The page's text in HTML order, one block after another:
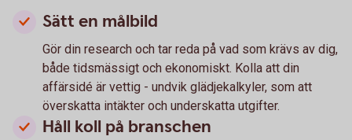
Sätt en målbild
Gör din research och tar reda på vad som krävs av dig,
både tidsmässigt och ekonomiskt. Kolla att din
affärsidé är vettig - undvik glädjekalkyler, som att
överskatta intäkter och underskatta utgifter.
Håll koll på branschen